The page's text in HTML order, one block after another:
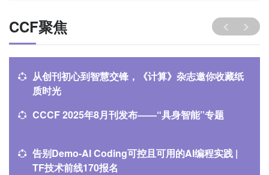
CCF聚焦
从创刊初心到智慧交锋，《计算》杂志邀你收藏纸
质时光
CCCF 2025年8月刊发布——“具身智能”专题
告别Demo-AI Coding可控且可用的AI编程实践 |
TF技术前线170报名